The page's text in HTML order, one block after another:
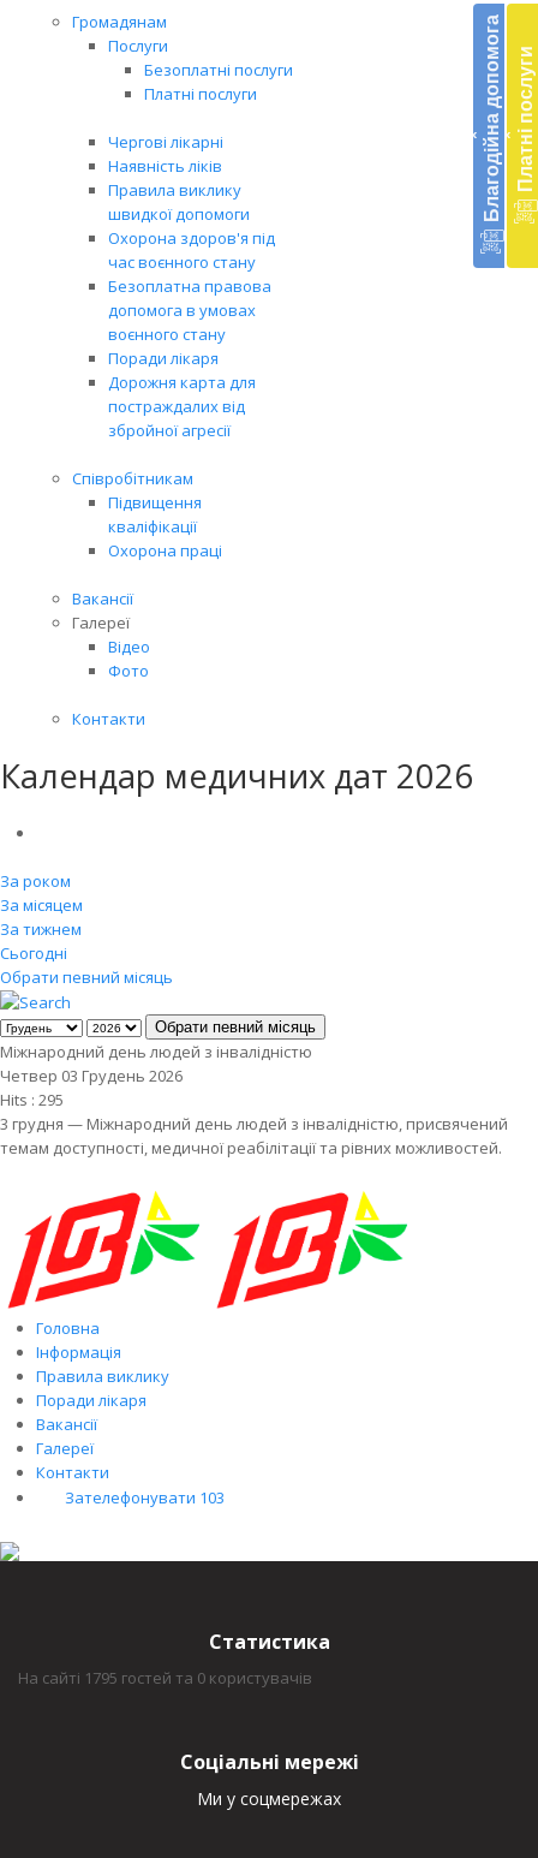
Громадянам
Послуги
Безоплатні послуги
Платні послуги
Чергові лікарні
Наявність ліків
Правила виклику
швидкої допомоги
Охорона здоров'я під
час воєнного стану
Безоплатна правова
допомога в умовах
воєнного стану
Поради лікаря
Дорожня карта для
постраждалих від
збройної агресії
Співробітникам
Підвищення
кваліфікації
Охорона праці
Вакансії
Галереї
Відео
Фото
Контакти
‹ Благодійна допомога ‹ Платні послуги
Календар медичних дат 2026
За роком
За місяцем
За тижнем
Сьогодні
Обрати певний місяць
Обрати певний місяць
Міжнародний день людей з інвалідністю
Четвер 03 Грудень 2026
Hits : 295
3 грудня — Міжнародний день людей з інвалідністю, присвячений
темам доступності, медичної реабілітації та рівних можливостей.
Головна
Інформація
Правила виклику
Поради лікаря
Вакансії
Галереї
Контакти
Зателефонувати 103
Статистика
На сайті 1795 гостей та 0 користувачів
Соціальні мережі
Ми у соцмережах